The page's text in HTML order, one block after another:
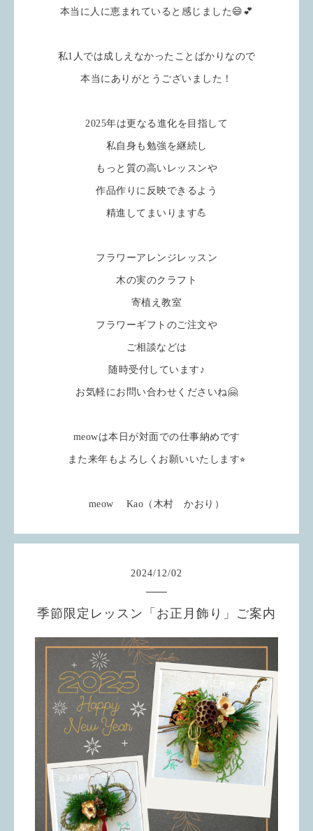
本当に人に恵まれていると感じました😄💕
私1人では成しえなかったことばかりなので
本当にありがとうございました！
2025年は更なる進化を目指して
私自身も勉強を継続し
もっと質の高いレッスンや
作品作りに反映できるよう
精進してまいります💪
フラワーアレンジレッスン
木の実のクラフト
寄植え教室
フラワーギフトのご注文や
ご相談などは
随時受付しています♪
お気軽にお問い合わせくださいね🤗
meowは本日が対面での仕事納めです
また来年もよろしくお願いいたします⭐︎
meow Kao（木村 かおり）
2024/12/02
季節限定レッスン「お正月飾り」ご案内